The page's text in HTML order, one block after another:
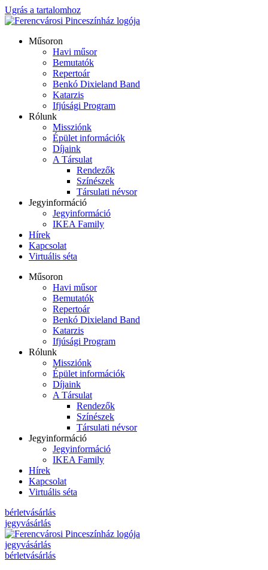
Ugrás a tartalomhoz
Műsoron
Havi műsor
Bemutatók
Repertoár
Benkó Dixieland Band
Katarzis
Ifjúsági Program
Rólunk
Missziónk
Épület információk
Díjaink
A Társulat
Rendezők
Színészek
Társulati névsor
Jegyinformáció
Jegyinformáció
IKEA Family
Hírek
Kapcsolat
Virtuális séta
Műsoron
Havi műsor
Bemutatók
Repertoár
Benkó Dixieland Band
Katarzis
Ifjúsági Program
Rólunk
Missziónk
Épület információk
Díjaink
A Társulat
Rendezők
Színészek
Társulati névsor
Jegyinformáció
Jegyinformáció
IKEA Family
Hírek
Kapcsolat
Virtuális séta
bérletvásárlás
jegyvásárlás
jegyvásárlás
bérletvásárlás